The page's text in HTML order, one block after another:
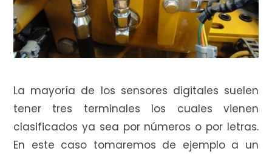
o
m
p
La mayoría de los sensores digitales suelen
tener tres terminales los cuales vienen
clasificados ya sea por números o por letras.
En este caso tomaremos de ejemplo a un